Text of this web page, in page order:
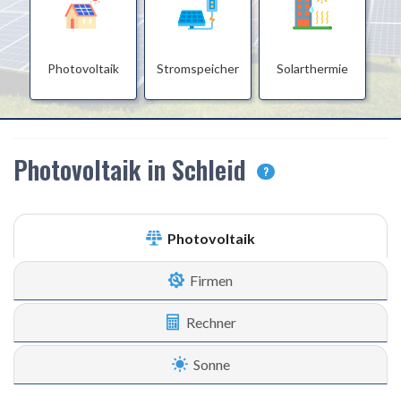
Photovoltaik Stromspeicher Solarthermie
Photovoltaik in Schleid ?
Photovoltaik
Firmen
Rechner
Sonne